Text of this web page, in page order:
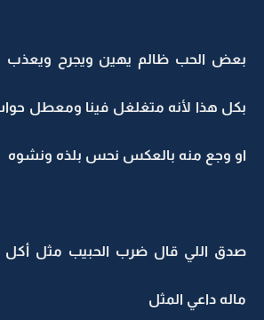
بعض الحب ظالم يهين ويجرح
بكل هذا لأنه متغلغل فينا ومعطل
او وجع منه بالعكس نحس بلذه ونشوه
صدق اللي قال ضرب الحبيب مثل أكل
ماله داعي المثل